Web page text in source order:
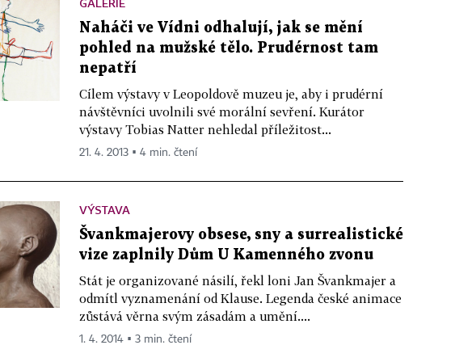
Naháči ve Vídni odhalují, jak se mění
pohled na mužské tělo. Prudérnost tam
nepatří
Cílem výstavy v Leopoldově muzeu je, aby i prudérní
návštěvníci uvolnili své morální sevření. Kurátor
výstavy Tobias Natter nehledal příležitost...
21. 4. 2013 ▪ 4 min. čtení
VÝSTAVA
Švankmajerovy obsese, sny a surrealistické
vize zaplnily Dům U Kamenného zvonu
Stát je organizované násilí, řekl loni Jan Švankmajer a
odmítl vyznamenání od Klause. Legenda české animace
zůstává věrna svým zásadám a umění....
1. 4. 2014 ▪ 3 min. čtení